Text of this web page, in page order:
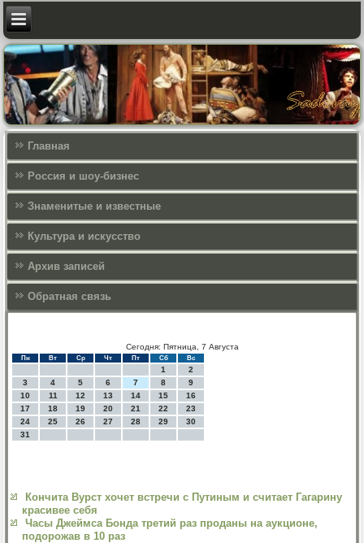
Главная
Россия и шоу-бизнес
Знаменитые и известные
Культура и искусcтво
Архив записей
Обратная связь
Сегодня: Пятница, 7 Августа
Пн Вт Ср Чт Пт Сб Вс
1
2
3
4 5 6 7 8
9
10
11 12 13 14 15
16
17
18 19 20 21 22
23
24
25 26 27 28 29
30
31
Кончита Вурст хочет встречи с Путиным и считает Гагарину
красивее себя
Часы Джеймса Бонда третий раз проданы на аукционе,
подорожав в 10 раз